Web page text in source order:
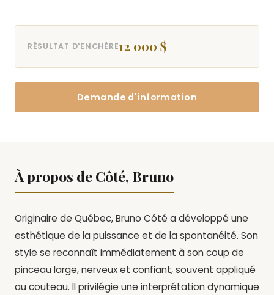
RÉSULTAT D'ENCHÈRE12 000 $
Demande d'information
À propos de Côté, Bruno
Originaire de Québec, Bruno Côté a développé une
esthétique de la puissance et de la spontanéité. Son
style se reconnaît immédiatement à son coup de
pinceau large, nerveux et confiant, souvent appliqué
au couteau. Il privilégie une interprétation dynamique